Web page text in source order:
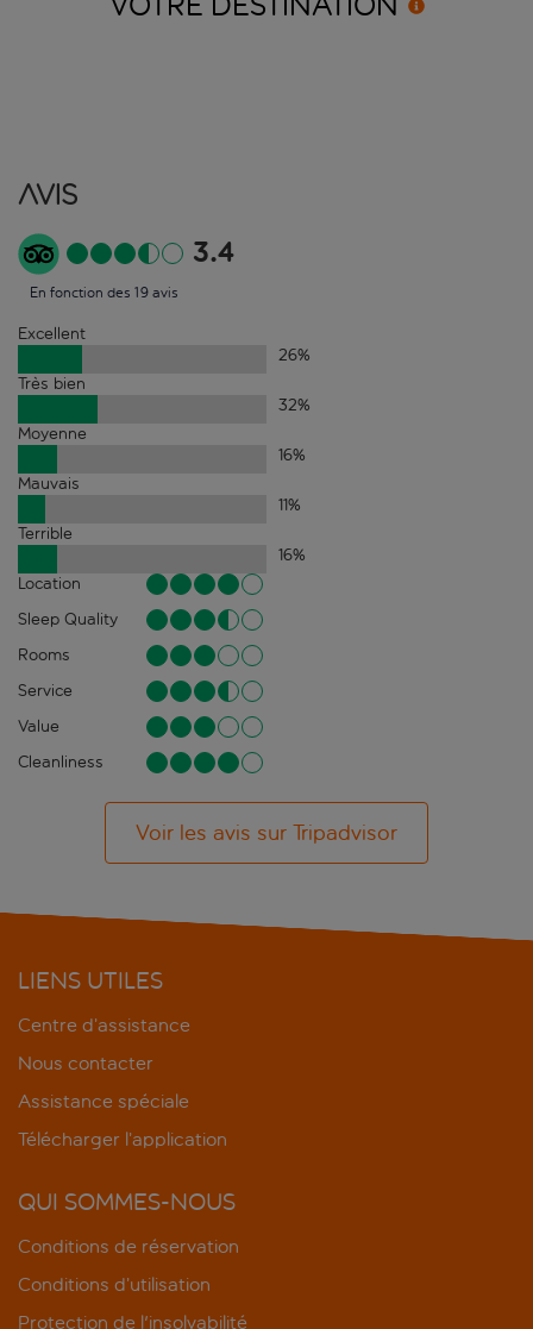
Avis
3.4
En fonction des 19 avis
Excellent
26%
Très bien
32%
Moyenne
16%
Mauvais
11%
Terrible
16%
Location
Sleep Quality
Rooms
Service
Value
Cleanliness
Voir les avis sur Tripadvisor
LIENS UTILES
Centre d’assistance
Nous contacter
Assistance spéciale
Télécharger l’application
QUI SOMMES-NOUS
Conditions de réservation
Conditions d’utilisation
Protection de l'insolvabilité